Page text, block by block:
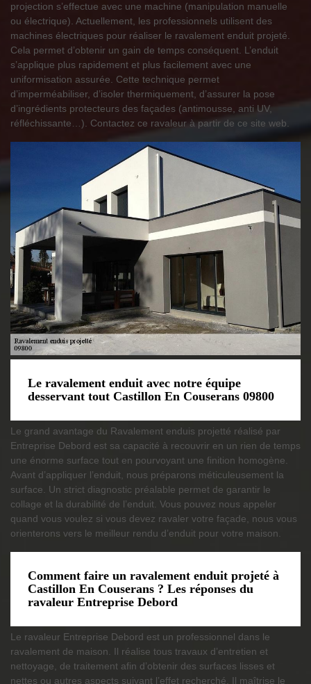
projection s’effectue avec une machine (manipulation manuelle
ou électrique). Actuellement, les professionnels utilisent des
machines électriques pour réaliser le ravalement enduit projeté.
Cela permet d’obtenir un gain de temps conséquent. L’enduit
s’applique plus rapidement et plus facilement avec une
uniformisation assurée. Cette technique permet
d’imperméabiliser, d’isoler thermiquement, d’assurer la pose
d’ingrédients protecteurs des façades (antimousse, anti UV,
réfléchissante…). Contactez ce ravaleur à partir de ce site web.
Le ravalement enduit avec notre équipe
desservant tout Castillon En Couserans 09800
Le grand avantage du Ravalement enduis projetté réalisé par
Entreprise Debord est sa capacité à recouvrir en un rien de temps
une énorme surface tout en pourvoyant une finition homogène.
Avant d’appliquer l’enduit, nous préparons méticuleusement la
surface. Un strict diagnostic préalable permet de garantir le
collage et la durabilité de l’enduit. Vous pouvez nous appeler
quand vous voulez si vous devez ravaler votre façade, nous vous
orienterons vers le meilleur rendu d’enduit pour votre maison.
Comment faire un ravalement enduit projeté à
Castillon En Couserans ? Les réponses du
ravaleur Entreprise Debord
Le ravaleur Entreprise Debord est un professionnel dans le
ravalement de maison. Il réalise tous travaux d’entretien et
nettoyage, de traitement afin d’obtenir des surfaces lisses et
nettes ou autres aspects suivant l’effet recherché. Il maîtrise le